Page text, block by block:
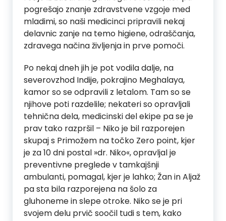
pogrešajo znanje zdravstvene vzgoje med
mladimi, so naši medicinci pripravili nekaj
delavnic zanje na temo higiene, odraščanja,
zdravega načina življenja in prve pomoči.
Po nekaj dneh jih je pot vodila dalje, na
severovzhod Indije, pokrajino Meghalaya,
kamor so se odpravili z letalom. Tam so se
njihove poti razdelile; nekateri so opravljali
tehnična dela, medicinski del ekipe pa se je
prav tako razpršil – Niko je bil razporejen
skupaj s Primožem na točko Zero point, kjer
je za 10 dni postal »dr. Niko«, opravljal je
preventivne preglede v tamkajšnji
ambulanti, pomagal, kjer je lahko; Žan in Aljaž
pa sta bila razporejena na šolo za
gluhoneme in slepe otroke. Niko se je pri
svojem delu prvič soočil tudi s tem, kako